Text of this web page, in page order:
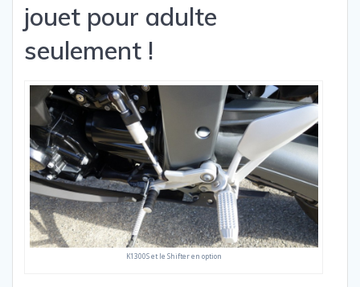
jouet pour adulte
seulement !
K1300S et le Shifter en option